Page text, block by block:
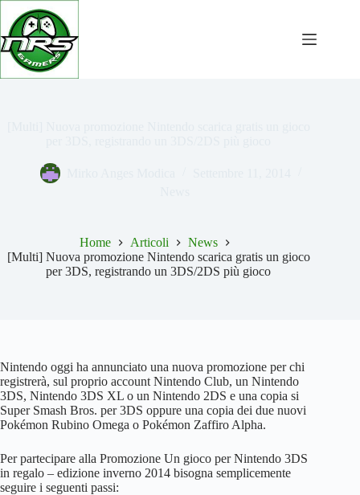
Salta
contenuto
Home Articoli
News
[Multi] Nuova promozione Nintendo scarica gratis un gioco
per 3DS, registrando un 3DS/2DS più gioco
Nintendo oggi ha annunciato una nuova promozione per chi
registrerà, sul proprio account Nintendo Club, un Nintendo
3DS, Nintendo 3DS XL o un Nintendo 2DS e una copia si
Super Smash Bros. per 3DS oppure una copia dei due nuovi
Pokémon Rubino Omega o Pokémon Zaffiro Alpha.
Per partecipare alla Promozione Un gioco per Nintendo 3DS
in regalo – edizione inverno 2014 bisogna semplicemente
seguire i seguenti passi: